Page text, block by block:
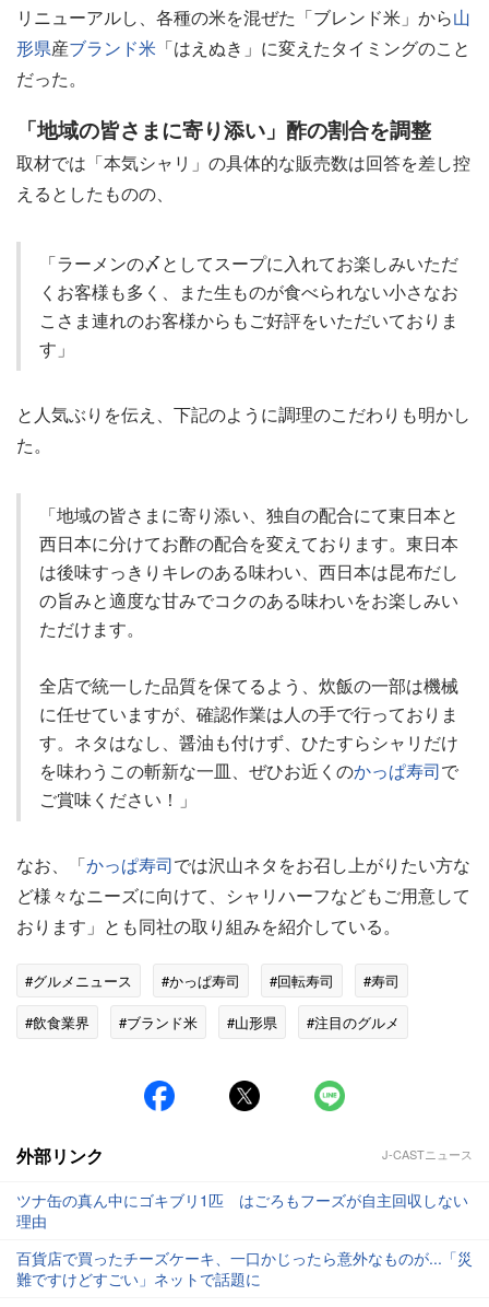
リニューアルし、各種の米を混ぜた「ブレンド米」から山
形県産ブランド米 「はえぬき」に変えたタイミングのこと
だった。
「地域の皆さまに寄り添い」酢の割合を調整
取材では「本気シャリ」の具体的な販売数は回答を差し控
えるとしたものの、
「ラーメンの〆としてスープに入れてお楽しみいただ
くお客様も多く、また生ものが食べられない小さなお
こさま連れのお客様からもご好評をいただいておりま
す」
と人気ぶりを伝え、下記のように調理のこだわりも明かし
た。
「地域の皆さまに寄り添い、独自の配合にて東日本と
西日本に分けてお酢の配合を変えております。東日本
は後味すっきりキレのある味わい、西日本は昆布だし
の旨みと適度な甘みでコクのある味わいをお楽しみい
ただけます。
全店で統一した品質を保てるよう、炊飯の一部は機械
に任せていますが、確認作業は人の手で行っておりま
す。ネタはなし、醤油も付けず、ひたすらシャリだけ
を味わうこの斬新な一皿、ぜひお近くのかっぱ寿司で
ご賞味ください！」
なお、「かっぱ寿司では沢山ネタをお召し上がりたい方な
ど様々なニーズに向けて、シャリハーフなどもご用意して
おります」とも同社の取り組みを紹介している。
#グルメニュース #かっぱ寿司 #回転寿司
#寿司
#飲食業界
#ブランド米 #山形県 #注目のグルメ
外部リンク J-CASTニュース
ツナ缶の真ん中にゴキブリ1匹 はごろもフーズが自主回収しない
理由
百貨店で買ったチーズケーキ、一口かじったら意外なものが...「災
難ですけどすごい」ネットで話題に